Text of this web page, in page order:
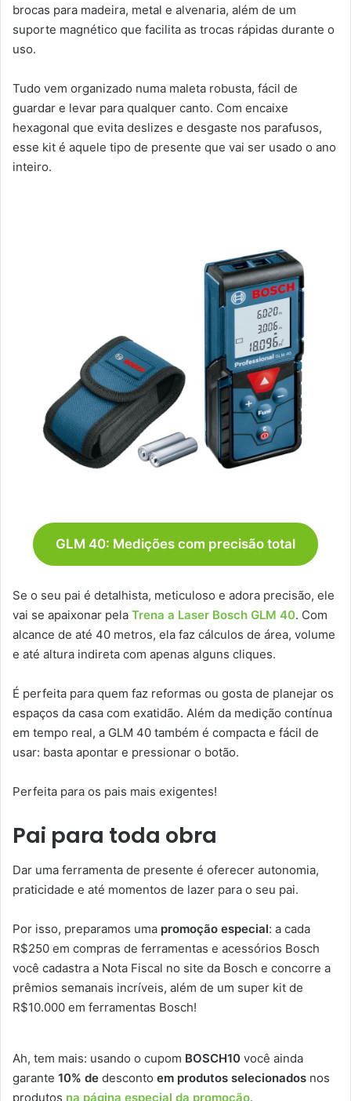
brocas para madeira, metal e alvenaria, além de um
suporte magnético que facilita as trocas rápidas durante o
uso.
Tudo vem organizado numa maleta robusta, fácil de
guardar e levar para qualquer canto. Com encaixe
hexagonal que evita deslizes e desgaste nos parafusos,
esse kit é aquele tipo de presente que vai ser usado o ano
inteiro.
GLM 40: Medições com precisão total
Se o seu pai é detalhista, meticuloso e adora precisão, ele
vai se apaixonar pela Trena a Laser Bosch GLM 40. Com
alcance de até 40 metros, ela faz cálculos de área, volume
e até altura indireta com apenas alguns cliques.
É perfeita para quem faz reformas ou gosta de planejar os
espaços da casa com exatidão. Além da medição contínua
em tempo real, a GLM 40 também é compacta e fácil de
usar: basta apontar e pressionar o botão.
Perfeita para os pais mais exigentes!
Pai para toda obra
Dar uma ferramenta de presente é oferecer autonomia,
praticidade e até momentos de lazer para o seu pai.
Por isso, preparamos uma promoção especial: a cada
R$250 em compras de ferramentas e acessórios Bosch
você cadastra a Nota Fiscal no site da Bosch e concorre a
prêmios semanais incríveis, além de um super kit de
R$10.000 em ferramentas Bosch!
Ah, tem mais: usando o cupom BOSCH10 você ainda
garante 10% de desconto em produtos selecionados nos
produtos na página especial da promoção.